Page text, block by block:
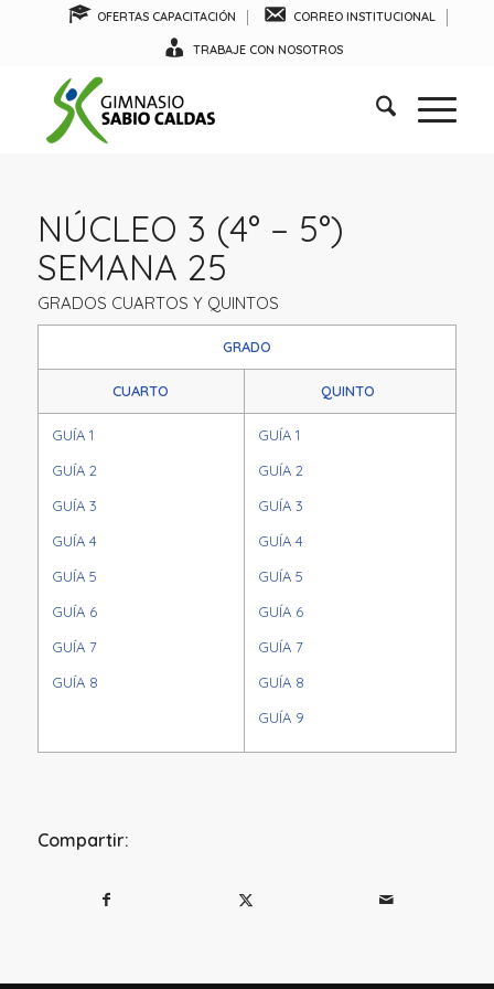
OFERTAS CAPACITACIÓN CORREO INSTITUCIONAL
TRABAJE CON NOSOTROS
NÚCLEO 3 (4° – 5°)
SEMANA 25
GRADOS CUARTOS Y QUINTOS
GRADO
CUARTO QUINTO
GUÍA 1
GUÍA 2
GUÍA 3
GUÍA 4
GUÍA 5
GUÍA 6
GUÍA 7
GUÍA 8
GUÍA 1
GUÍA 2
GUÍA 3
GUÍA 4
GUÍA 5
GUÍA 6
GUÍA 7
GUÍA 8
GUÍA 9
Compartir: